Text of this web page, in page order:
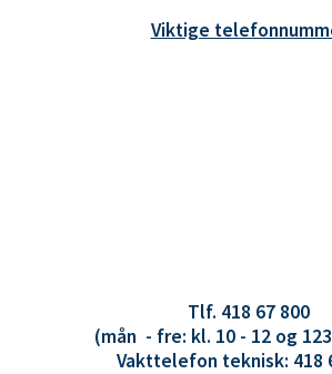
Viktige
Tlf. 418 67 800
(mån - fre: kl. 10 - 12 og
Vakttelefon teknisk: 418